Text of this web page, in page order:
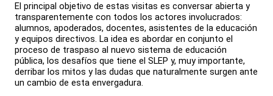
El principal objetivo de estas visitas es conversar abierta y
transparentemente con todos los actores involucrados:
alumnos, apoderados, docentes, asistentes de la educación
y equipos directivos. La idea es abordar en conjunto el
proceso de traspaso al nuevo sistema de educación
pública, los desafíos que tiene el SLEP y, muy importante,
derribar los mitos y las dudas que naturalmente surgen ante
un cambio de esta envergadura.